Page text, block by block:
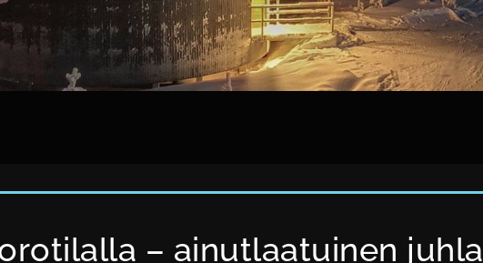
– ainutlaatuinen juhla